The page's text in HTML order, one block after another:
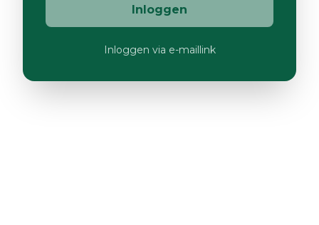
Inloggen
Inloggen via e-maillink